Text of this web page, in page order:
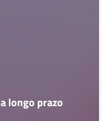
longo prazo